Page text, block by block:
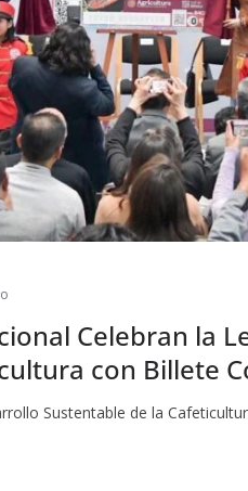
Celebran la
con Billete
Sustentable de la